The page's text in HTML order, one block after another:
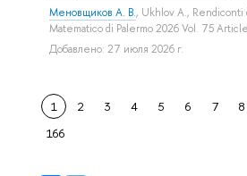
Меновщиков А. В., Ukhlov A., Rendiconti
Matematico di Palermo 2026 Vol. 75
Добавлено: 27 июля 2026 г.
1 2 3 4 5 6 7 8
166